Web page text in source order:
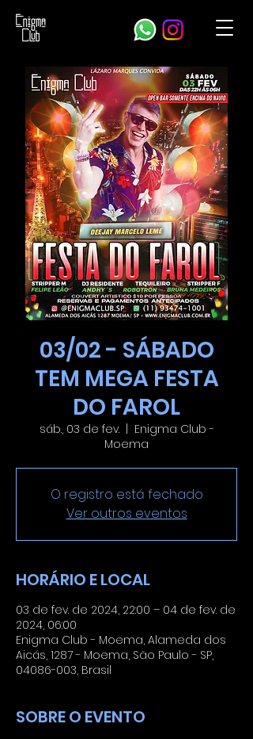
03/02 - SÁBADO
TEM MEGA FESTA
DO FAROL
sáb., 03 de fev.
  |
Enigma Club -
Moema
O registro está fechado
Ver outros eventos
HORÁRIO E LOCAL
03 de fev. de 2024, 22:00 – 04 de fev. de
2024, 06:00
Enigma Club - Moema, Alameda dos
Aicás, 1287 - Moema, São Paulo - SP,
04086-003, Brasil
SOBRE O EVENTO